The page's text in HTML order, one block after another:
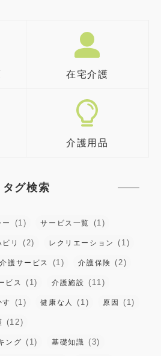
在宅介護
介護用品
タグ検索
(1) サービス一覧 (1)
ビリ (2) レクリエーション (1)
介護サービス (1) 介護保険 (2)
ビス (1) 介護施設 (11)
す (1) 健康な人 (1) 原因 (1)
(12)
ング (1) 基礎知識 (3)